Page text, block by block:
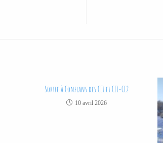
Sortie à Conflans des CE1 et CE1-CE2
10 avril 2026